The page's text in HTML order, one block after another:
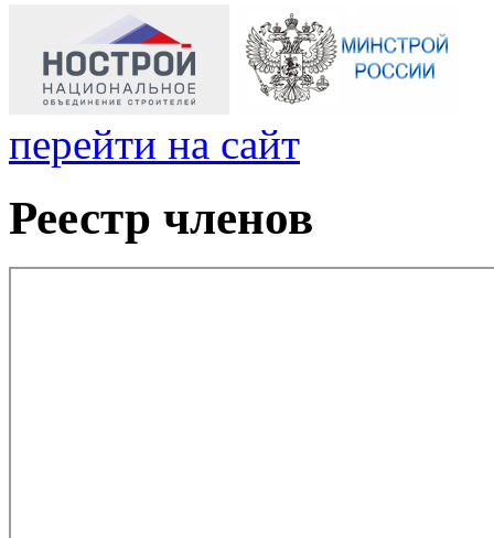
перейти на сайт
Реестр членов